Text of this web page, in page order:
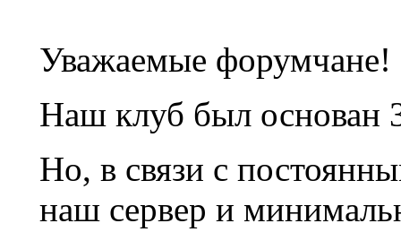
Уважаемые форумчане!
Наш клуб был основан
Но, в связи с
наш сервер и